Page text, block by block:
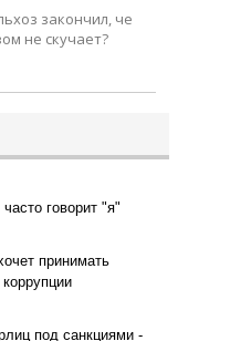
закончил, че
не скучает?
говорит "я"
принимать
под санкциями -